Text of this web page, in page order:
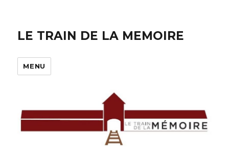
LE TRAIN DE LA MEMOIRE
MENU